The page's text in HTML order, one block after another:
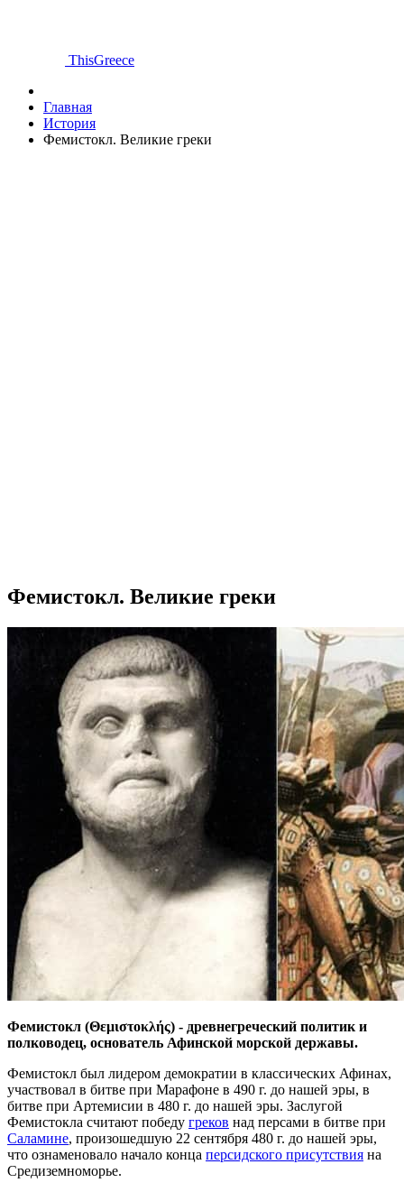
ThisGreece
Главная
История
Фемистокл. Великие греки
Фемистокл. Великие греки
Фемистокл (Θεμιστοκλής) - древнегреческий политик и
полководец, основатель Афинской морской державы.
Фемистокл был лидером демократии в классических Афинах,
участвовал в битве при Марафоне в 490 г. до нашей эры, в
битве при Артемисии в 480 г. до нашей эры. Заслугой
Фемистокла считают победу греков над персами в битве при
Саламине, произошедшую 22 сентября 480 г. до нашей эры,
что ознаменовало начало конца персидского присутствия на
Средиземноморье.